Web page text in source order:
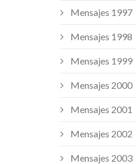
Mensajes 1997
Mensajes 1998
Mensajes 1999
Mensajes 2000
Mensajes 2001
Mensajes 2002
Mensajes 2003